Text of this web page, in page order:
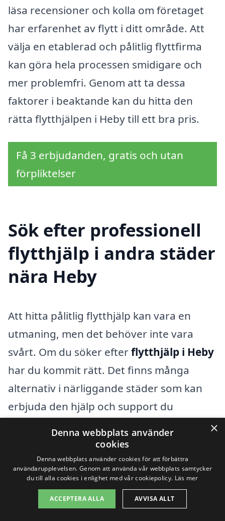
läsa recensioner och kolla om företaget
har erfarenhet av flytt i ditt område. Att
välja en etablerad och pålitlig flyttfirma
kan göra hela processen smidigare och
mer problemfri. Genom att ta dessa
faktorer i beaktande kan du hitta den
rätta flytthjälpen i Heby till ett bra pris.
Få 3 erbjudanden, gratis och utan
förpliktelser
Sök efter professionell
flytthjälp i andra städer
nära Heby
Att hitta pålitlig flytthjälp kan vara en
utmaning, men det behöver inte vara
svårt. Om du söker efterflytthjälp i Heby
har du kommit rätt. Det finns många
alternativ i närliggande städer som kan
erbjuda den hjälp och support du
samarbeten kan vi hjälpa dig att få
kontakt med duktiga flyttfirmor i ditt
område.
När du letar efter flytthjälp i Heby är det
×
Denna webbplats använder
cookies
Denna webbplats använder cookies för att förbättra
användarupplevelsen. Genom att använda vår webbplats samtycker
du till alla cookies i enlighet med vår cookiepolicy. Läs mer
ACCEPTERA ALLA AVVISA ALLT